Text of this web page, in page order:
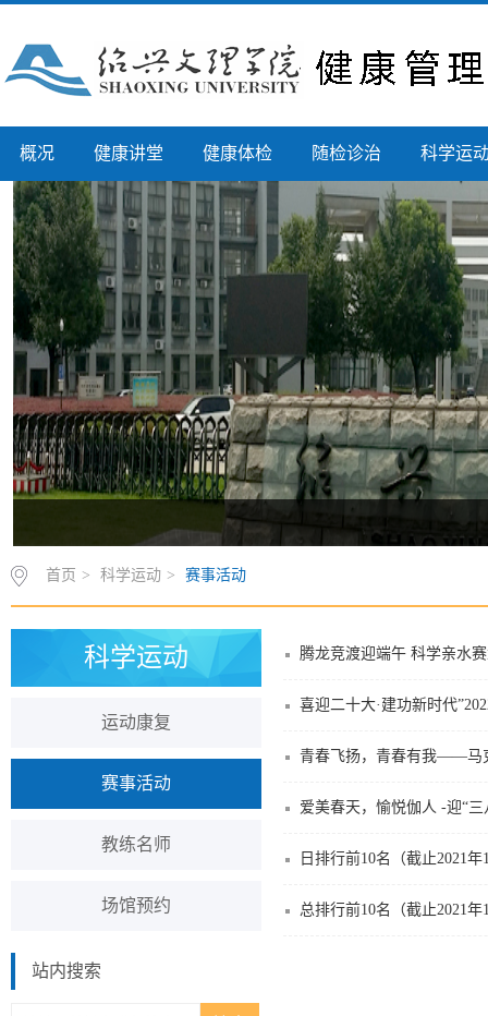
概况 健康讲堂 健康体检 随检诊治 科学运
首页 > 科学运动 > 赛事活动
科学运动
运动康复
赛事活动
教练名师
场馆预约
站内搜索
腾龙竞渡迎端午 科学亲水
喜迎二十大·建功新时代
青春飞扬，青春有我——马
爱美春天，愉悦伽人 -迎“三
日排行前10名（截止2021
总排行前10名（截止2021年